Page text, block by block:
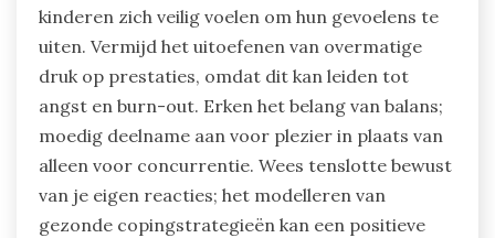
kinderen zich veilig voelen om hun gevoelens te
uiten. Vermijd het uitoefenen van overmatige
druk op prestaties, omdat dit kan leiden tot
angst en burn-out. Erken het belang van balans;
moedig deelname aan voor plezier in plaats van
alleen voor concurrentie. Wees tenslotte bewust
van je eigen reacties; het modelleren van
gezonde copingstrategieën kan een positieve